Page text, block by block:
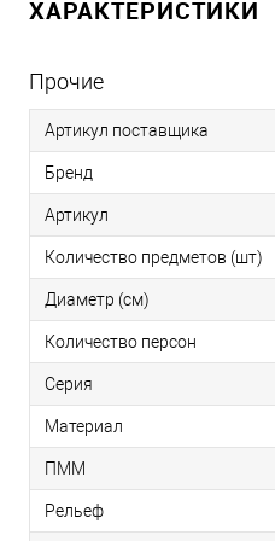
ХАРАКТЕРИСТИКИ
Прочие
Артикул поставщика
Бренд
Артикул
Количество предметов (шт)
Диаметр (см)
Количество персон
Серия
Материал
ПММ
Рельеф